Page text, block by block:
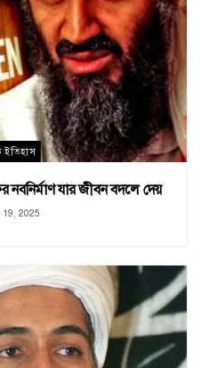
ইতিহাস
নবনির্মাণ যার জীবন বদলে দেয়
2025